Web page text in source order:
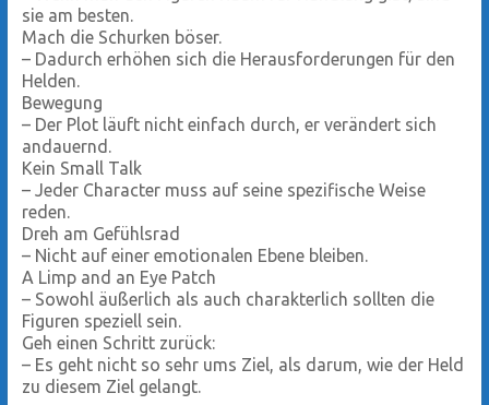
sie am besten.
Mach die Schurken böser.
– Dadurch erhöhen sich die Herausforderungen für den
Helden.
Bewegung
– Der Plot läuft nicht einfach durch, er verändert sich
andauernd.
Kein Small Talk
– Jeder Character muss auf seine spezifische Weise
reden.
Dreh am Gefühlsrad
– Nicht auf einer emotionalen Ebene bleiben.
A Limp and an Eye Patch
– Sowohl äußerlich als auch charakterlich sollten die
Figuren speziell sein.
Geh einen Schritt zurück:
– Es geht nicht so sehr ums Ziel, als darum, wie der Held
zu diesem Ziel gelangt.